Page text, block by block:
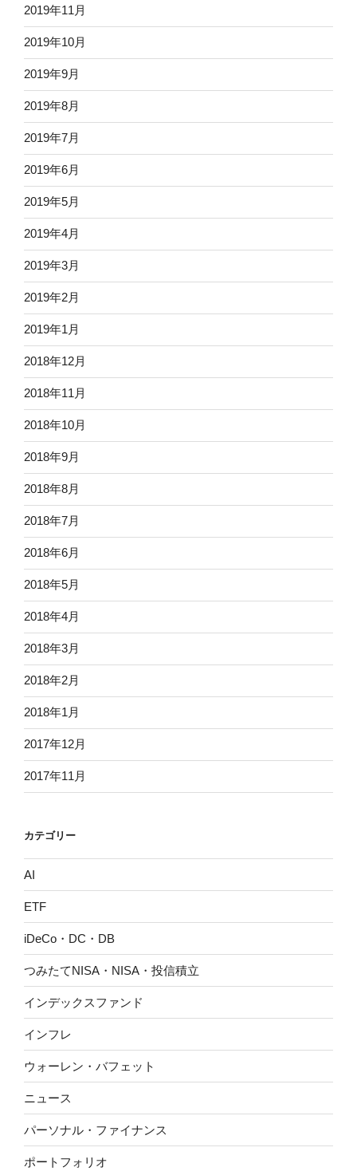
2019年11月
2019年10月
2019年9月
2019年8月
2019年7月
2019年6月
2019年5月
2019年4月
2019年3月
2019年2月
2019年1月
2018年12月
2018年11月
2018年10月
2018年9月
2018年8月
2018年7月
2018年6月
2018年5月
2018年4月
2018年3月
2018年2月
2018年1月
2017年12月
2017年11月
カテゴリー
AI
ETF
iDeCo・DC・DB
つみたてNISA・NISA・投信積立
インデックスファンド
インフレ
ウォーレン・バフェット
ニュース
パーソナル・ファイナンス
ポートフォリオ